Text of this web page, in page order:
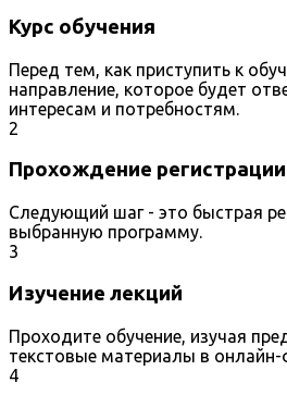
Курс обучения
Перед тем, как приступить к
направление, которое будет
интересам и потребностям.
2
Прохождение регистрации
Следующий шаг - это быстрая
выбранную программу.
3
Изучение лекций
Проходите обучение, изучая
текстовые материалы в онлайн-
4